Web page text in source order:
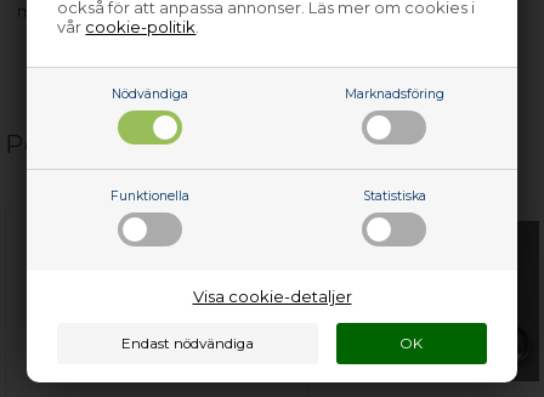
också för att anpassa annonser. Läs mer om cookies i
vår cookie-politik
Nödvändiga Marknadsföring
Funktionella Statistiska
Visa cookie-detaljer
med flera…
Populära relaterade produkter